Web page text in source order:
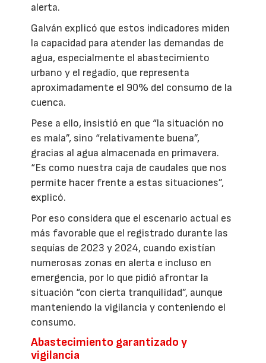
alerta.
Galván explicó que estos indicadores miden
la capacidad para atender las demandas de
agua, especialmente el abastecimiento
urbano y el regadío, que representa
aproximadamente el 90% del consumo de la
cuenca.
Pese a ello, insistió en que “la situación no
es mala”, sino “relativamente buena”,
gracias al agua almacenada en primavera.
“Es como nuestra caja de caudales que nos
permite hacer frente a estas situaciones”,
explicó.
Por eso considera que el escenario actual es
más favorable que el registrado durante las
sequías de 2023 y 2024, cuando existían
numerosas zonas en alerta e incluso en
emergencia, por lo que pidió afrontar la
situación “con cierta tranquilidad”, aunque
manteniendo la vigilancia y conteniendo el
consumo.
Abastecimiento garantizado y
vigilancia